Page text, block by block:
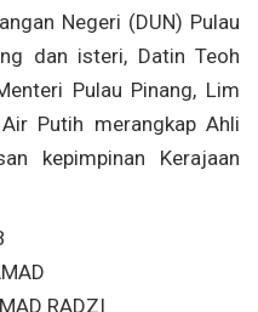
Negeri (DUN) Pulau
dan isteri, Datin Teoh
Pulau Pinang, Lim
Putih merangkap Ahli
kepimpinan Kerajaan
RADZI